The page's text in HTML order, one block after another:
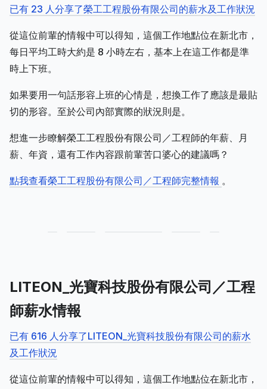
已有 23 人分享了榮工工程股份有限公司的薪水及工作狀況
從這位前輩的情報中可以得知，這個工作地點位在新北市，
每日平均工時大約是 8 小時左右，基本上在這工作都是準
時上下班。
如果要用一句話形容上班的心情是，想換工作了應該是最貼
切的形容。至於公司內部實際的狀況則是。
想進一步瞭解榮工工程股份有限公司／工程師的年薪、月
薪、年資，還有工作內容跟前輩苦口婆心的建議嗎？
點我查看榮工工程股份有限公司／工程師完整情報 。
LITEON_光寶科技股份有限公司／工程
師薪水情報
已有 616 人分享了LITEON_光寶科技股份有限公司的薪水
及工作狀況
從這位前輩的情報中可以得知，這個工作地點位在新北市，